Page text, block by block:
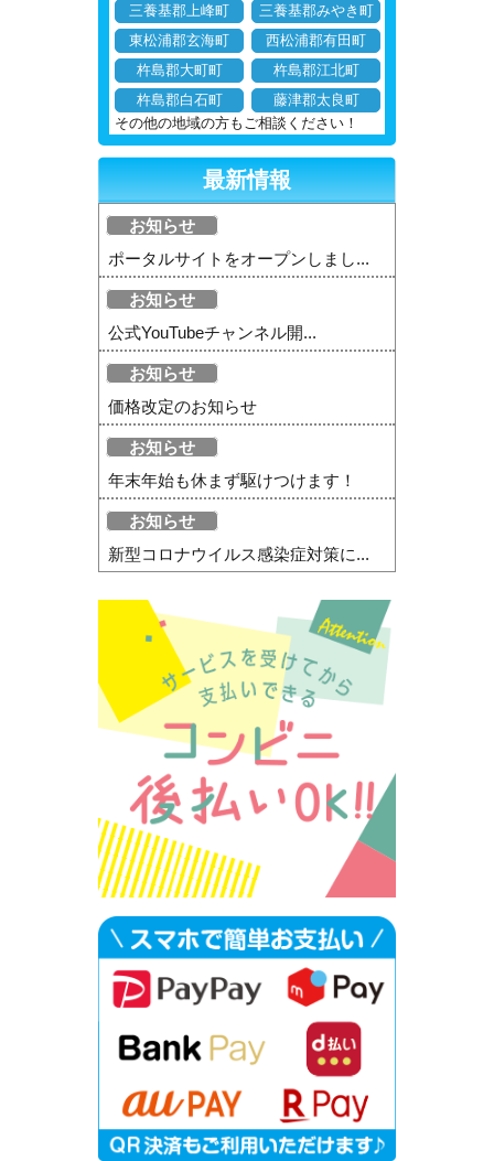
三養基郡上峰町
三養基郡みやき町
東松浦郡玄海町
西松浦郡有田町
杵島郡大町町
杵島郡江北町
杵島郡白石町
藤津郡太良町
その他の地域の方もご相談ください！
最新情報
お知らせ
ポータルサイトをオープンしまし...
お知らせ
公式YouTubeチャンネル開...
お知らせ
価格改定のお知らせ
お知らせ
年末年始も休まず駆けつけます！
お知らせ
新型コロナウイルス感染症対策に...